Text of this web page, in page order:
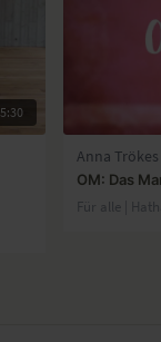
Anna Trökes
OM: Das
Für alle |